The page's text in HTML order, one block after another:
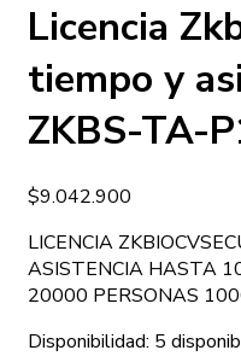
Licencia
tiempo y
ZKBS-TA-
$9.042.900
LICENCIA
ASISTENCIA HASTA
20000 PERSONAS
Disponibilidad: 5